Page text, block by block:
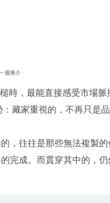
週推介
時，最能直接感受市場脈
藏家重視的，不再只是
，往往是那些無法複製的
完成。而貫穿其中的，仍